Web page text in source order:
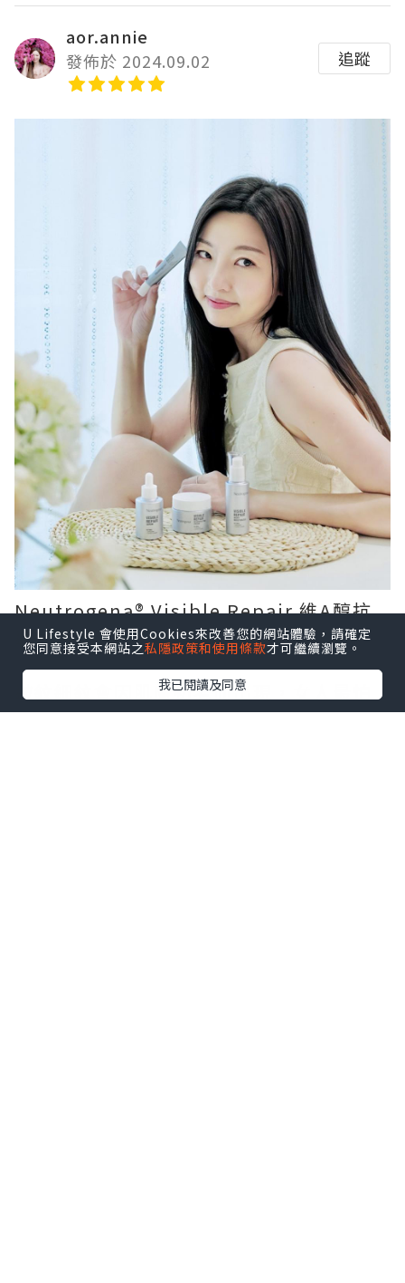
aor.annie
發佈於 2024.09.02
追蹤
Neutrogena®️ Visible Repair 維A醇抗
皺修護系列
皺紋細紋會因肌膚初老而出現，女人最怕
樣子望上去會比實際年齡大，所以揀護膚
U Lifestyle 會使用Cookies來改善您的網站體驗，請確定
您同意接受本網站之私隱政策和使用條款才可繼續瀏覽。
我已閱讀及同意